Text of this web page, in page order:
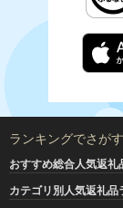
ランキングでさがす
おすすめ総合人気返礼
カテゴリ別人気返礼品